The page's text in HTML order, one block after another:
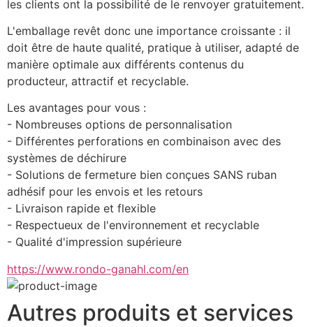
L'emballage revêt donc une importance croissante : il
doit être de haute qualité, pratique à utiliser, adapté de
manière optimale aux différents contenus du
producteur, attractif et recyclable.
Les avantages pour vous :
- Nombreuses options de personnalisation
- Différentes perforations en combinaison avec des
systèmes de déchirure
- Solutions de fermeture bien conçues SANS ruban
adhésif pour les envois et les retours
- Livraison rapide et flexible
- Respectueux de l'environnement et recyclable
- Qualité d'impression supérieure
https://www.rondo-ganahl.com/en
Autres produits et services